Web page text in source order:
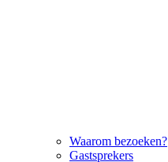
Waarom bezoeken?
Gastsprekers